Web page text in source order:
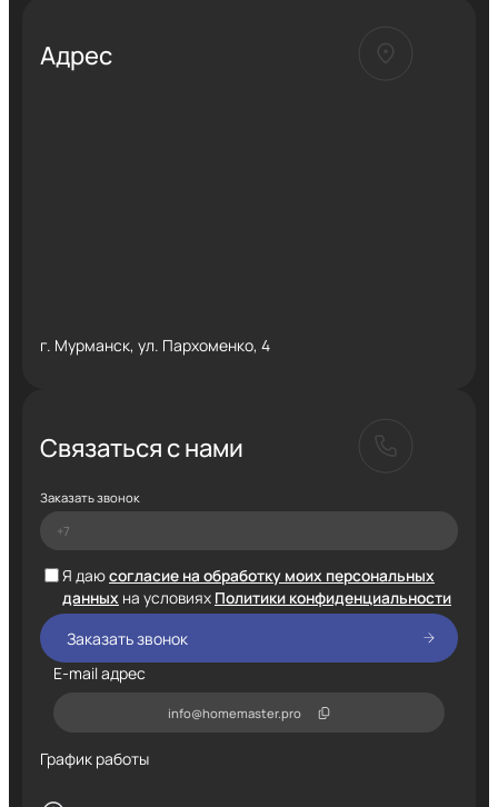
Адрес
г. Мурманск, ул. Пархоменко, 4
Связаться с нами
Заказать звонок
Я даюсогласие на обработку моих персональных
данных на условиях Политики конфиденциальности
E-mail адрес
info@homemaster.pro
График работы